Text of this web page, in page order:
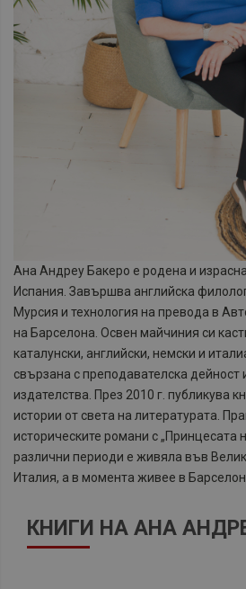
Ана Андреу Бакеро е родена и
Испания. Завършва английска
Мурсия и технология на превода в
на Барселона. Освен майчиния си
каталунски, английски, немски и
свързана с преподавателска дейност
издателства. През 2010 г. публикува
истории от света на литeратурата.
историческите романи с „Принцесата
различни периоди е живяла във
Италия, а в момента живее в
КНИГИ НА АНА